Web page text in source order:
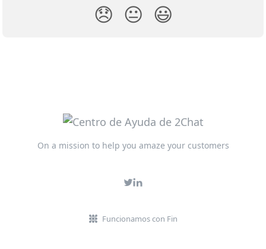
😞 😐 😃
On a mission to help you amaze your customers
Funcionamos con Fin